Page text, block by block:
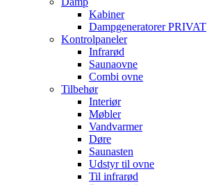
Kabiner
Dampgeneratorer PRIVAT
Kontrolpaneler
Infrarød
Saunaovne
Combi ovne
Tilbehør
Interiør
Møbler
Vandvarmer
Døre
Saunasten
Udstyr til ovne
Til infrarød